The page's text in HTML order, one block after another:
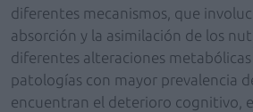
diferentes mecanismos, que
absorción y la asimilación de los
diferentes alteraciones metabólicas
patologías con mayor prevalencia
encuentran el deterioro cognitivo,